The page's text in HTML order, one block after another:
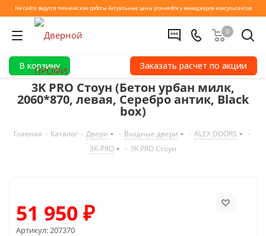
В корзину Заказать расчет по акции
На сайте ведутся технические работы Актуальные цены уточняйте у менеджеров-консультантов
0
3K PRO Стоун (Бетон урбан милк,
2060*870, левая, Серебро антик, Black
box)
Главная - Каталог - Двери - Входные двери - ALEX DOORS
-
3K-PRO
- 3K PRO Стоун
51 950₽
Артикул:207370